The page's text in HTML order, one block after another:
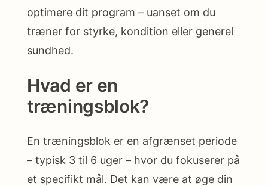
optimere dit program – uanset om du
træner for styrke, kondition eller generel
sundhed.
Hvad er en
træningsblok?
En træningsblok er en afgrænset periode
– typisk 3 til 6 uger – hvor du fokuserer på
et specifikt mål. Det kan være at øge din